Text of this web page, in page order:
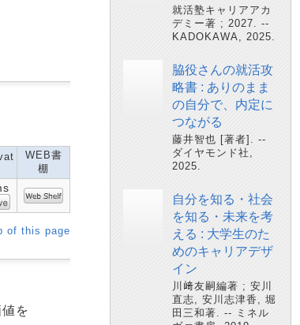
WEB書
棚
of this page
を
就活塾キャリアアカ
デミー著 ; 2027. --
KADOKAWA, 2025.
脇役さんの就活攻
略書 : ありのまま
の自分で、内定に
つながる
藤井智也 [著者]. --
ダイヤモンド社,
2025.
自分を知る・社会
を知る・未来を考
える : 大学生のた
めのキャリアデザ
イン
川﨑友嗣編著 ; 安川
直志, 安川志津香, 堀
田三和著. -- ミネル